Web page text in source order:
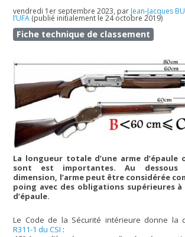
vendredi 1er septembre 2023, par Jean-Jacques
l’UFA (publié initialement le 24 octobre 2019)
Fiche technique de classement
La longueur totale d’une arme d’épaule
sont est importantes. Au dessous
dimension, l’arme peut être considérée
poing avec des obligations supérieures à
d’épaule.
Le Code de la Sécurité intérieure donne la
R311-1 du CSI :